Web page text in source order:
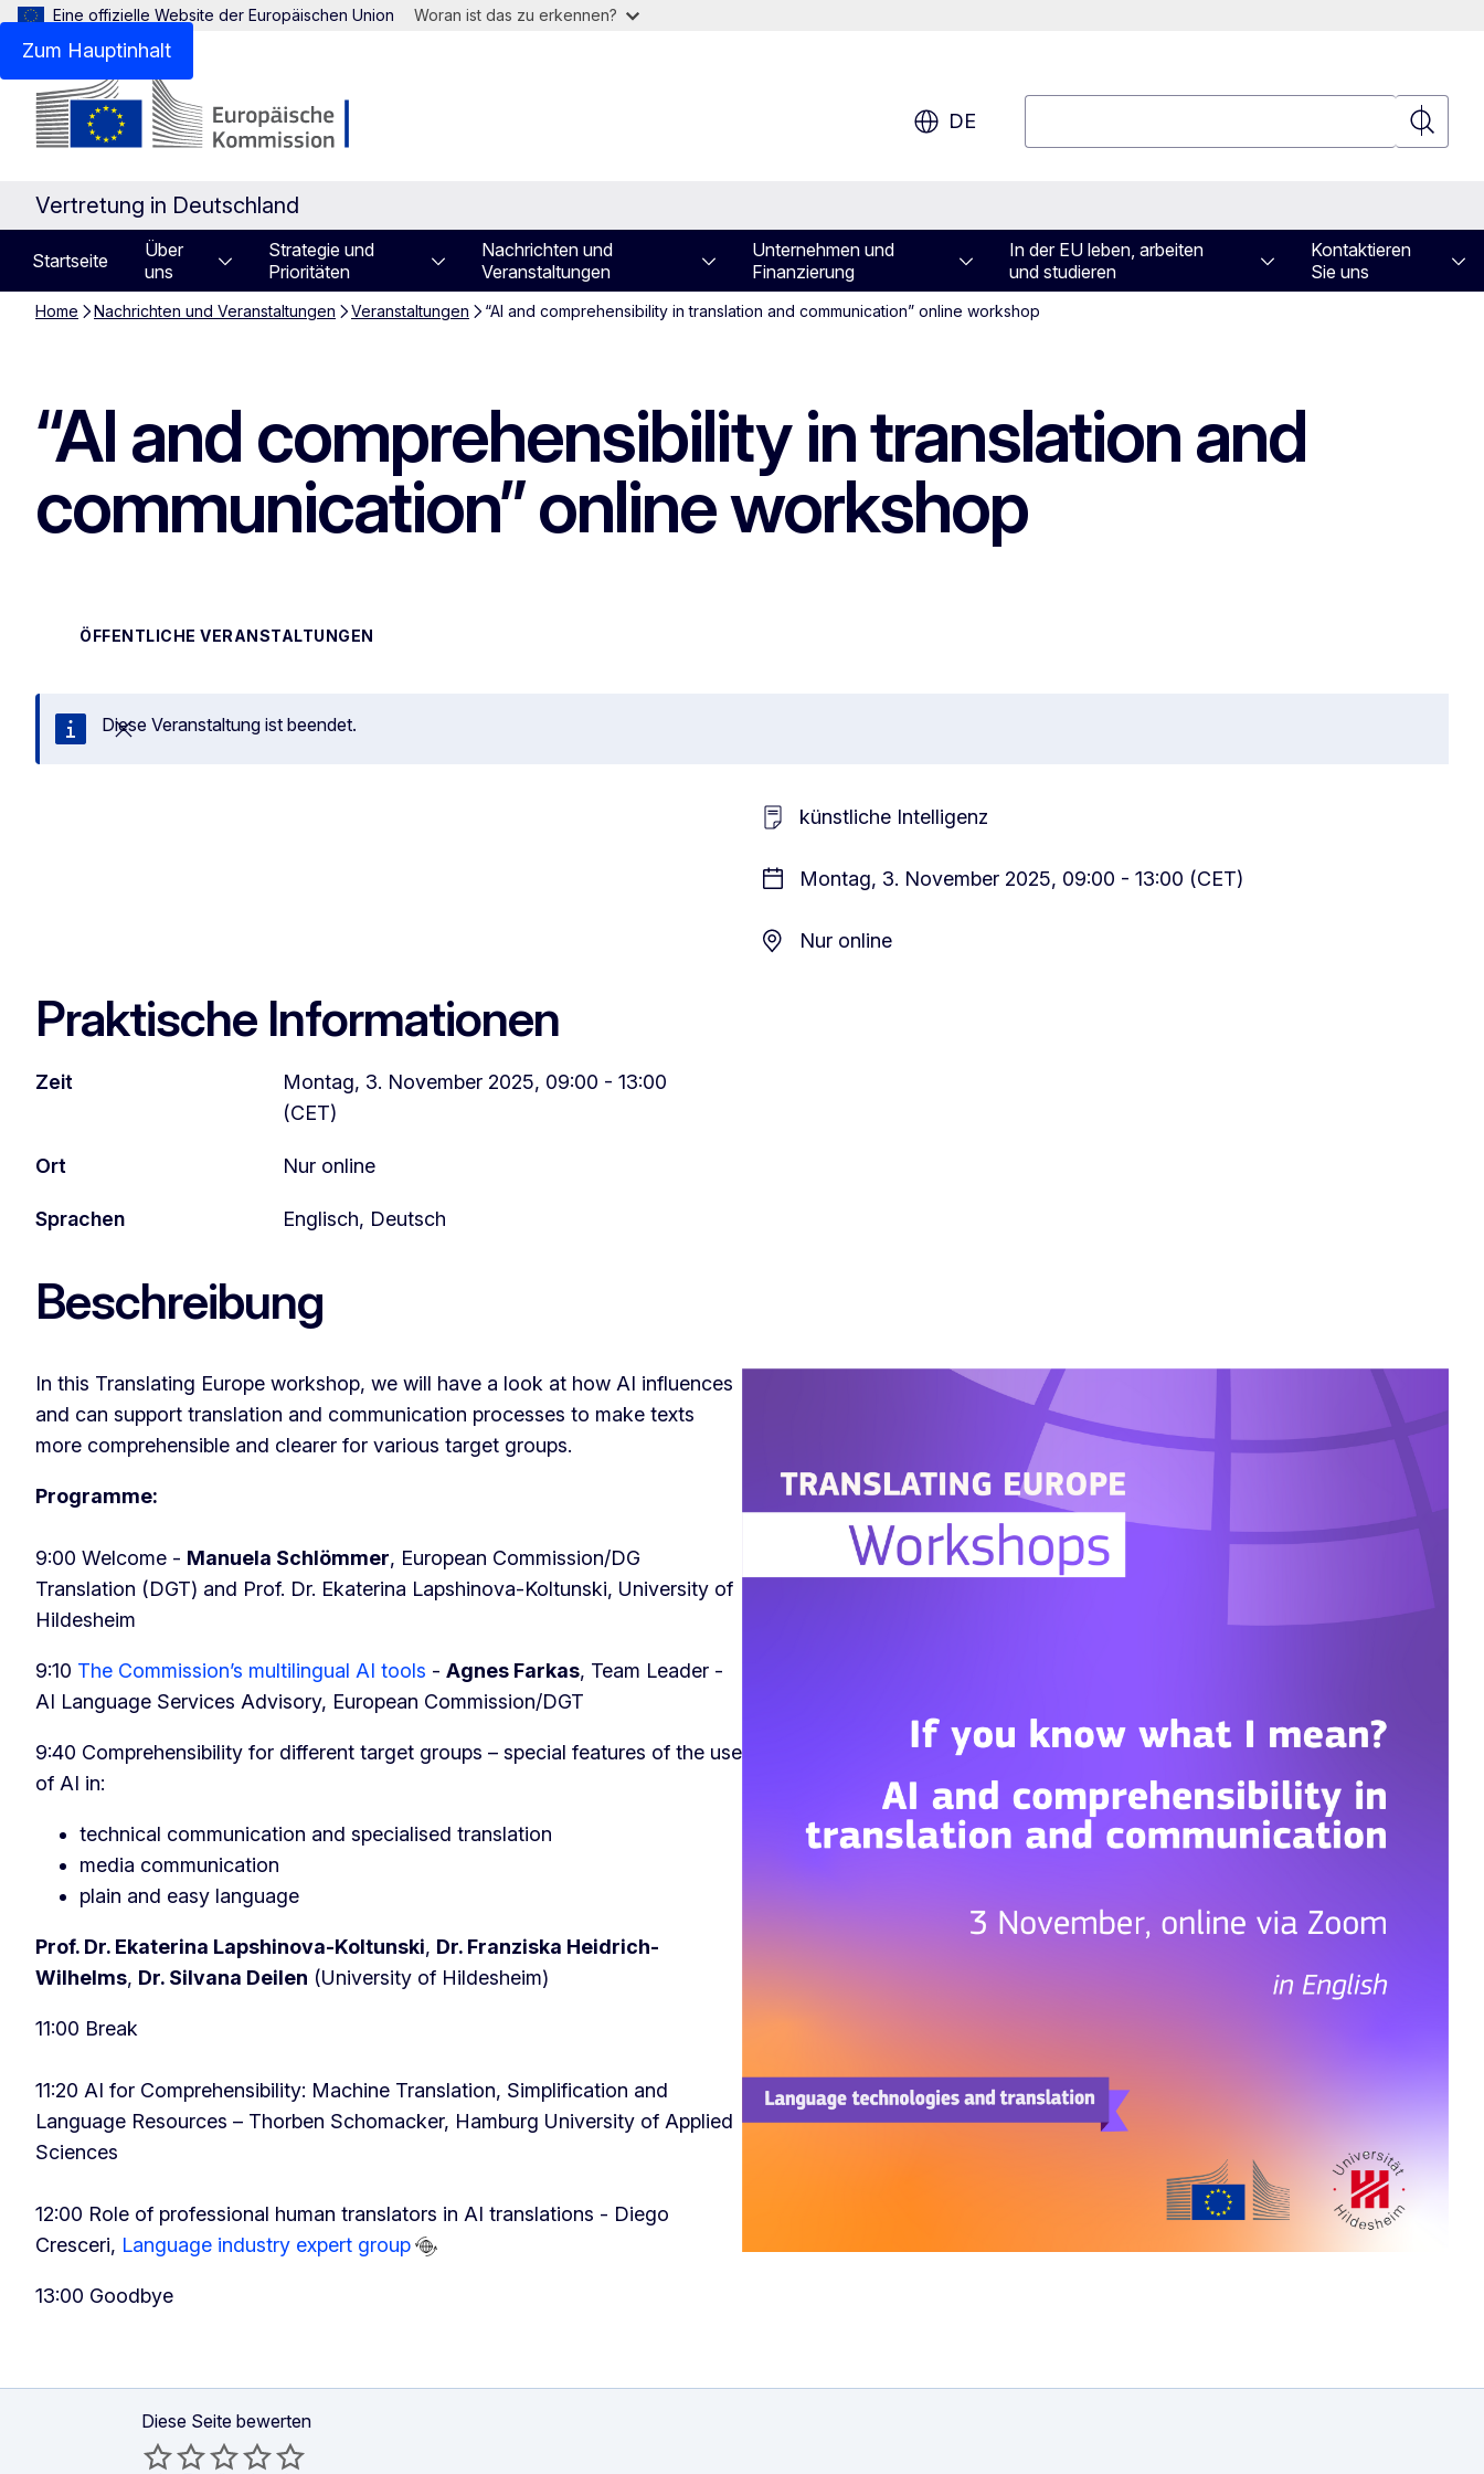
Zum Hauptinhalt
Eine offizielle Website der Europäischen Union Woran ist das zu erkennen?
DE
Suchen
Vertretung in Deutschland
Startseite
Über
uns
Strategie und
Prioritäten
Nachrichten und
Veranstaltungen
Unternehmen und
Finanzierung
In der EU leben, arbeiten
und studieren
Kontaktieren
Sie uns
Home Nachrichten und Veranstaltungen Veranstaltungen “AI and comprehensibility in translation and communication” online workshop
“AI and comprehensibility in translation and
communication” online workshop
ÖFFENTLICHE VERANSTALTUNGEN
Schließen
Diese Veranstaltung ist beendet.
künstliche Intelligenz
Montag, 3. November 2025, 09:00 - 13:00 (CET)
Nur online
Praktische Informationen
Zeit
Montag, 3. November 2025, 09:00 - 13:00
(CET)
Ort Nur online
Sprachen Englisch, Deutsch
Beschreibung
In this Translating Europe workshop, we will have a look at how AI influences
and can support translation and communication processes to make texts
more comprehensible and clearer for various target groups.
Programme:
9:00 Welcome - Manuela Schlömmer, European Commission/DG
Translation (DGT) and Prof. Dr. Ekaterina Lapshinova-Koltunski, University of
Hildesheim
9:10 The Commission’s multilingual AI tools - Agnes Farkas, Team Leader -
AI Language Services Advisory, European Commission/DGT
9:40 Comprehensibility for different target groups – special features of the use
of AI in:
technical communication and specialised translation
media communication
plain and easy language
Prof. Dr. Ekaterina Lapshinova-Koltunski, Dr. Franziska Heidrich-
Wilhelms, Dr. Silvana Deilen (University of Hildesheim)
11:00 Break
11:20 AI for Comprehensibility: Machine Translation, Simplification and
Language Resources – Thorben Schomacker, Hamburg University of Applied
Sciences
12:00 Role of professional human translators in AI translations - Diego
Cresceri, Language industry expert group
13:00 Goodbye
Diese Seite bewerten